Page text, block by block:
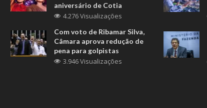
aniversário de Cotia
4.276 Visualizações
Com voto de Ribamar Silva,
Câmara aprova redução de
pena para golpistas
3.946 Visualizações